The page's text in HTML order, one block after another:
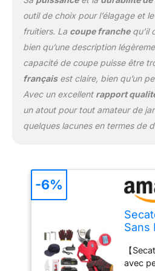
vous
【
en 1】
est
vous
la
mains.
avec
outil de choix pour l’élagage et
fruitiers. La coupe franchequ’il
bien qu’une description
capacité de coupe puisse être
françaisest claire, bien qu’un
Avec un excellent rapport
un atout pour tout amateur de
quelques lacunes en termes de
Sans
21V
【
avec
-6%